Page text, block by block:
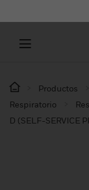
Productos
Respiratorio
D (SELF-SERVICE